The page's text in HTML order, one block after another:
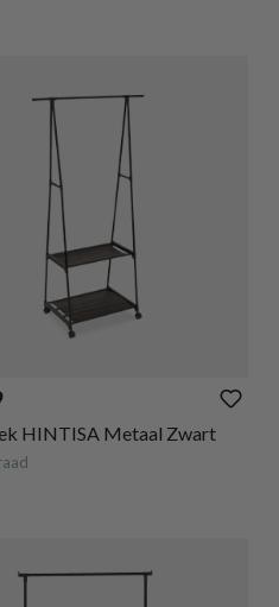
HINTISA Metaal Zwart